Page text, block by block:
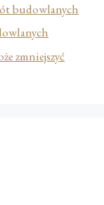
budowlanych
zmniejszyć